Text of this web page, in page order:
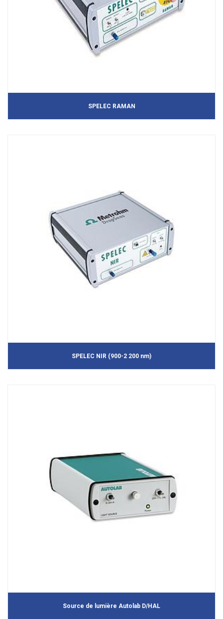
SPELEC RAMAN
SPELEC NIR (900-2 200 nm)
Source de lumière Autolab D/HAL